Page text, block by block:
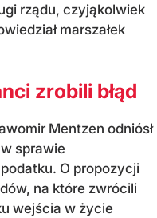
rządu, czyjąkolwiek
marszałek
zrobili błąd
Mentzen odniósł
sprawie
O propozycji
na które zwrócili
wejścia w życie